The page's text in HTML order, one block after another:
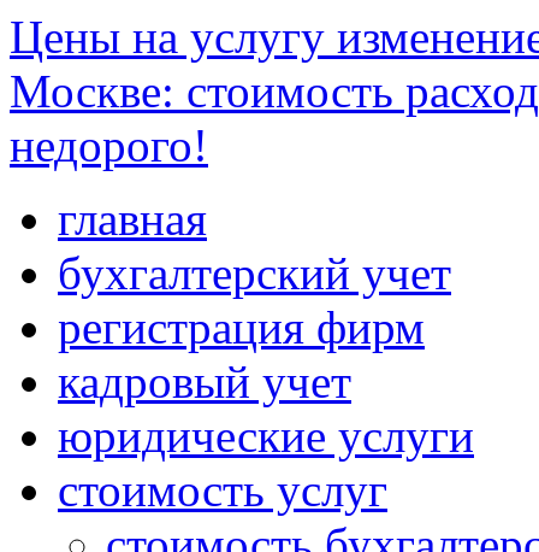
Цены на услугу
Москве: стоимость
недорого!
главная
бухгалтерский учет
регистрация фирм
кадровый учет
юридические услуги
стоимость услуг